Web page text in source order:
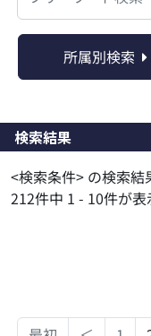
所属別検索
検索結果
<検索条件> の検索結
212件中 1 - 10件が表